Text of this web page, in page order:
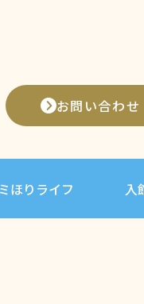
お問い合わせ
ほりライフ 入